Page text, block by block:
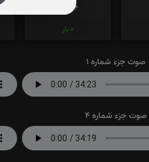
جزء 26
0 بار
صوت جزء شماره 1
صوت جزء شماره 4